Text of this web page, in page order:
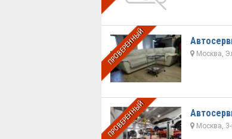
ПРОВЕРЕННЫЙ Москва,
ПРОВЕРЕННЫЙ Москва, 3-